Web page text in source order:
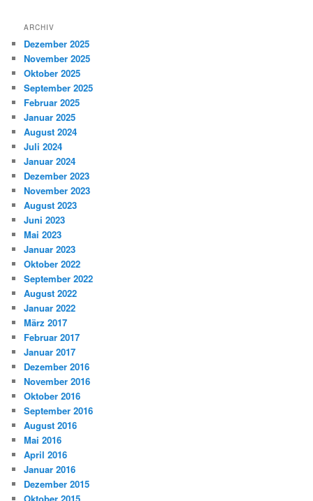
ARCHIV
Dezember 2025
November 2025
Oktober 2025
September 2025
Februar 2025
Januar 2025
August 2024
Juli 2024
Januar 2024
Dezember 2023
November 2023
August 2023
Juni 2023
Mai 2023
Januar 2023
Oktober 2022
September 2022
August 2022
Januar 2022
März 2017
Februar 2017
Januar 2017
Dezember 2016
November 2016
Oktober 2016
September 2016
August 2016
Mai 2016
April 2016
Januar 2016
Dezember 2015